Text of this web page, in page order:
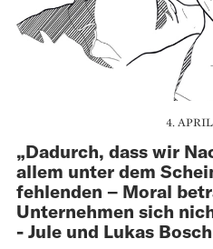
4.
„Dadurch, dass wir
allem unter dem
fehlenden – Moral
Unternehmen sich
- Jule und Lukas Bosch